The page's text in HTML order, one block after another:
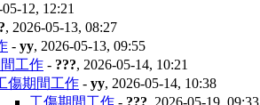
12, 12:21
, 2026-05-13, 08:27
- yy, 2026-05-13, 09:55
工作 - ???, 2026-05-14, 10:21
傷期間工作 - yy, 2026-05-14, 10:38